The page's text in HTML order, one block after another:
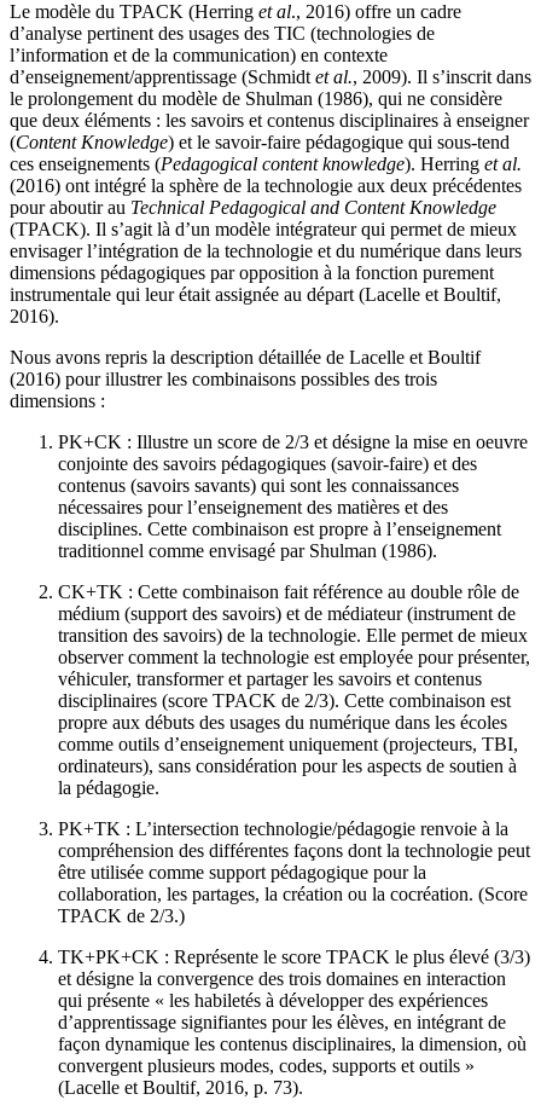
Le modèle du TPACK (Herring et al., 2016) offre un cadre
d’analyse pertinent des usages des TIC (technologies de
l’information et de la communication) en contexte
d’enseignement/apprentissage (Schmidt et al., 2009). Il s’inscrit dans
le prolongement du modèle de Shulman (1986), qui ne considère
que deux éléments : les savoirs et contenus disciplinaires à enseigner
(Content Knowledge) et le savoir-faire pédagogique qui sous-tend
ces enseignements (Pedagogical content knowledge). Herring et al.
(2016) ont intégré la sphère de la technologie aux deux précédentes
pour aboutir au Technical Pedagogical and Content Knowledge
(TPACK). Il s’agit là d’un modèle intégrateur qui permet de mieux
envisager l’intégration de la technologie et du numérique dans leurs
dimensions pédagogiques par opposition à la fonction purement
instrumentale qui leur était assignée au départ (Lacelle et Boultif,
2016).
Nous avons repris la description détaillée de Lacelle et Boultif
(2016) pour illustrer les combinaisons possibles des trois
dimensions :
PK+CK : Illustre un score de 2/3 et désigne la mise en oeuvre
conjointe des savoirs pédagogiques (savoir-faire) et des
contenus (savoirs savants) qui sont les connaissances
nécessaires pour l’enseignement des matières et des
disciplines. Cette combinaison est propre à l’enseignement
traditionnel comme envisagé par Shulman (1986).
CK+TK : Cette combinaison fait référence au double rôle de
médium (support des savoirs) et de médiateur (instrument de
transition des savoirs) de la technologie. Elle permet de mieux
observer comment la technologie est employée pour présenter,
véhiculer, transformer et partager les savoirs et contenus
disciplinaires (score TPACK de 2/3). Cette combinaison est
propre aux débuts des usages du numérique dans les écoles
comme outils d’enseignement uniquement (projecteurs, TBI,
ordinateurs), sans considération pour les aspects de soutien à
la pédagogie.
PK+TK : L’intersection technologie/pédagogie renvoie à la
compréhension des différentes façons dont la technologie peut
être utilisée comme support pédagogique pour la
collaboration, les partages, la création ou la cocréation. (Score
TPACK de 2/3.)
TK+PK+CK : Représente le score TPACK le plus élevé (3/3)
et désigne la convergence des trois domaines en interaction
qui présente « les habiletés à développer des expériences
d’apprentissage signifiantes pour les élèves, en intégrant de
façon dynamique les contenus disciplinaires, la dimension, où
convergent plusieurs modes, codes, supports et outils »
(Lacelle et Boultif, 2016, p. 73).